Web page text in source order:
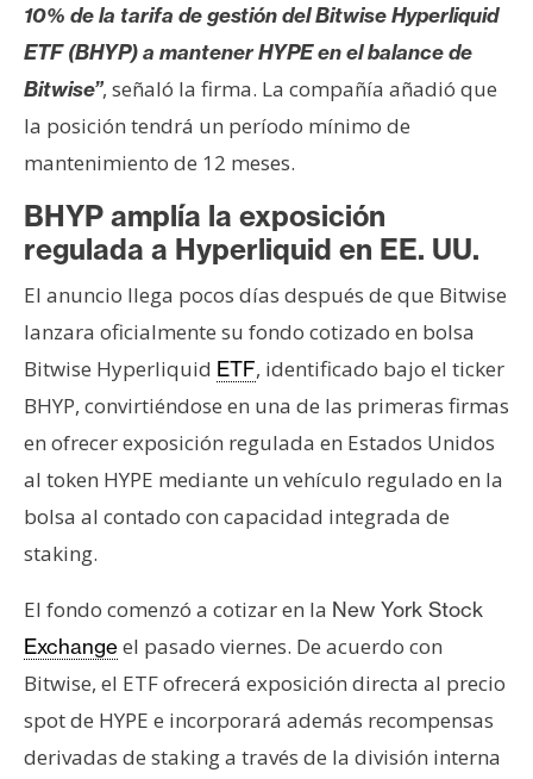
l
i
c
i
d
a
d
10% de la tarifa de gestión del Bitwise Hyperliquid
ETF (BHYP) a mantener HYPE en el balance de
Bitwise”, señaló la firma. La compañía añadió que
la posición tendrá un período mínimo de
mantenimiento de 12 meses.
BHYP amplía la exposición
regulada a Hyperliquid en EE. UU.
El anuncio llega pocos días después de que Bitwise
lanzara oficialmente su fondo cotizado en bolsa
Bitwise Hyperliquid ETF, identificado bajo el ticker
BHYP, convirtiéndose en una de las primeras firmas
en ofrecer exposición regulada en Estados Unidos
al token HYPE mediante un vehículo regulado en la
bolsa al contado con capacidad integrada de
staking.
El fondo comenzó a cotizar en la New York Stock
Exchangeel pasado viernes. De acuerdo con
Bitwise, el ETF ofrecerá exposición directa al precio
spot de HYPE e incorporará además recompensas
derivadas de staking a través de la división interna